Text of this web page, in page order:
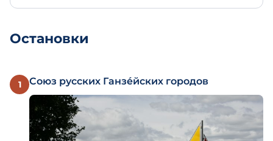
Остановки
1 Союз русских Ганзе́йских городов